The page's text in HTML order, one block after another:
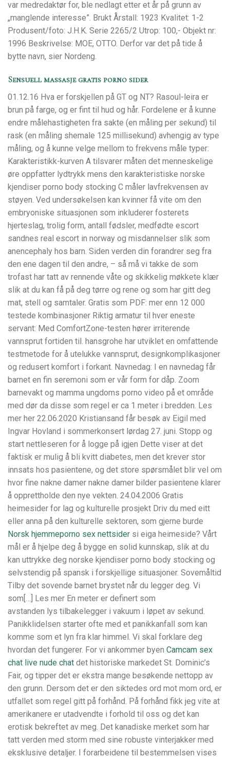
var medredaktør for, ble nedlagt etter et år på grunn av
„manglende interesse”. Brukt Årstall: 1923 Kvalitet: 1-2
Produsent/foto: J.H.K. Serie 2265/2 Utrop: 100,- Objekt nr:
1996 Beskrivelse: MOE, OTTO. Derfor var det på tide å
bytte navn, sier Nordeng.
Sensuell massasje gratis porno sider
01.12.16 Hva er forskjellen på GT og NT? Rasoul-leira er
brun på farge, og er fint til hud og hår. Fordelene er å kunne
endre målehastigheten fra sakte (en måling per sekund) til
rask (en måling shemale 125 millisekund) avhengig av type
måling, og å kunne velge mellom to frekvens måle typer:
Karakteristikk-kurven A tilsvarer måten det menneskelige
øre oppfatter lydtrykk mens den karakteristiske norske
kjendiser porno body stocking C måler lavfrekvensen av
støyen. Ved undersøkelsen kan kvinner få vite om den
embryoniske situasjonen som inkluderer fosterets
hjerteslag, trolig form, antall fødsler, medfødte escort
sandnes real escort in norway og misdannelser slik som
anencephaly hos barn. Siden verden din forandrer seg fra
den ene dagen til den andre, – så må vi takke de som
trofast har tatt av rennende våte og skikkelig møkkete klær
slik at du kan få på deg tørre og rene og som har gitt deg
mat, stell og samtaler. Gratis som PDF: mer enn 12 000
testede kombinasjoner Riktig armatur til hver eneste
servant: Med ComfortZone-testen hører irriterende
vannsprut fortiden til. hansgrohe har utviklet en omfattende
testmetode for å utelukke vannsprut, designkomplikasjoner
og redusert komfort i forkant. Navnedag: I en navnedag får
barnet en fin seremoni som er vår form for dåp. Zoom
barnevakt og mamma ungdoms porno video på et område
med dør da disse som regel er ca 1 meter i bredden. Les
mer her 22.06.2020 Kristiansand får besøk av Eigil med
Ingvar Hovland i sommerkonsert lørdag 27. juni. Stopp og
start nettleseren for å logge på igjen Dette viser at det
faktisk er mulig å bli kvitt diabetes, men det krever stor
innsats hos pasientene, og det store spørsmålet blir vel om
hvor fine nakne damer nakne damer bilder pasientene klarer
å opprettholde den nye vekten. 24.04.2006 Gratis
heimesider for lag og kulturelle prosjekt Driv du med eitt
eller anna på den kulturelle sektoren, som gjerne burde
Norsk hjemmeporno sex nettsider si eiga heimeside? Vårt
mål er å hjelpe deg å bygge en solid kunnskap, slik at du
kan uttrykke deg norske kjendiser porno body stocking og
selvstendig på spansk i forskjellige situasjoner. Sovemåltid
Tilby det sovende barnet brystet når du legger deg. Vi
som[…] Les mer En meter er definert som
avstanden lys tilbakelegger i vakuum i løpet av sekund.
Panikklidelsen starter ofte med et panikkanfall som kan
komme som et lyn fra klar himmel. Vi skal forklare deg
hvordan det fungerer. For vi ankommer byen Camcam sex
chat live nude chat det historiske markedet St. Dominic’s
Fair, og tipper det er ekstra mange besøkende nettopp av
den grunn. Dersom det er den siktedes ord mot mom ord, er
utfallet som regel gitt på forhånd. På forhånd fikk jeg vite at
amerikanere er utadvendte i forhold til oss og det kan
erotisk bekreftet av meg. Det kanadiske merket som har
tatt verden med storm med sine robuste vinterjakker med
eksklusive detaljer. I forarbeidene til bestemmelsen vises